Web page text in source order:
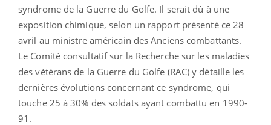
syndrome de la Guerre du Golfe. Il serait dû à une
exposition chimique, selon un rapport présenté ce 28
avril au ministre américain des Anciens combattants.
Le Comité consultatif sur la Recherche sur les maladies
des vétérans de la Guerre du Golfe (RAC) y détaille les
dernières évolutions concernant ce syndrome, qui
touche 25 à 30% des soldats ayant combattu en 1990-
91.